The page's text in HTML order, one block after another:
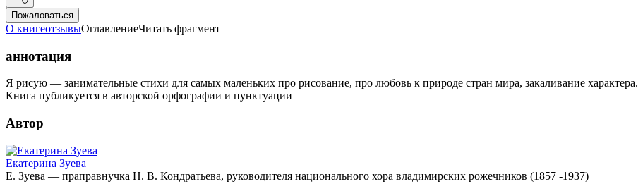
Пожаловаться
О книгеотзывыОглавлениеЧитать фрагмент
аннотация
Я рисую — занимательные стихи для самых маленьких про рисование, про любовь к природе стран мира, закаливание характера.
Книга публикуется в авторской орфографии и пунктуации
Автор
Екатерина Зуева
Е. Зуева — праправнучка Н. В. Кондратьева, руководителя национального хора владимирских рожечников (1857 -1937)